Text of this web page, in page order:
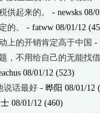
供起来的。
- newsks 08/
的。
- fatww 08/01/12
上的开销肯定高于中国 -
，不用给自己的无能找
08/01/12 (523)
说话最好 - 晔阳 08/01/12
08/01/12 (460)